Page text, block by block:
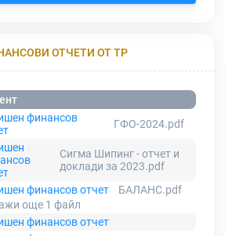
ОТЧЕТИ ОТ ТР
финансов
ГФО-2024.pdf
Сигма Шипинг - отчет и
доклади за 2023.pdf
финансов отчет
БАЛАНС.pdf
още 1 файл
финансов отчет